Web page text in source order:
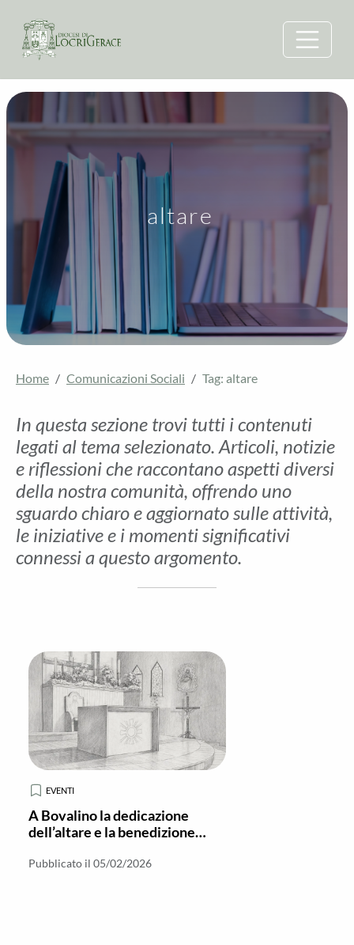
altare
Home Comunicazioni Sociali Tag: altare
In questa sezione trovi tutti i contenuti
legati al tema selezionato. Articoli, notizie
e riflessioni che raccontano aspetti diversi
della nostra comunità, offrendo uno
sguardo chiaro e aggiornato sulle attività,
le iniziative e i momenti significativi
connessi a questo argomento.
EVENTI
A Bovalino la dedicazione
dell’altare e la benedizione
San Martino
Pubblicato il 05/02/2026